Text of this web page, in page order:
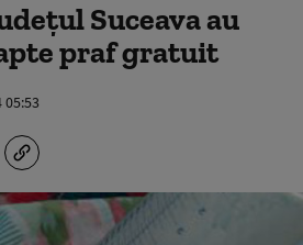
Suceava au
praf gratuit
05:53